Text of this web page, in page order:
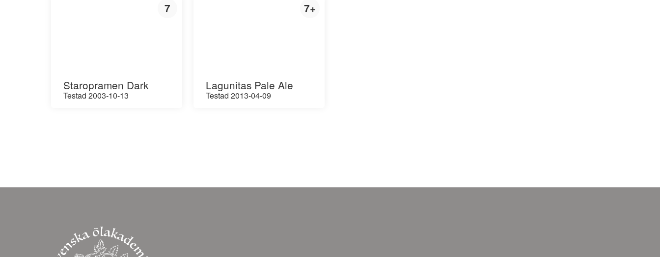
Staropramen Dark
Testad 2003-10-13
7
Lagunitas Pale Ale
Testad 2013-04-09
7+